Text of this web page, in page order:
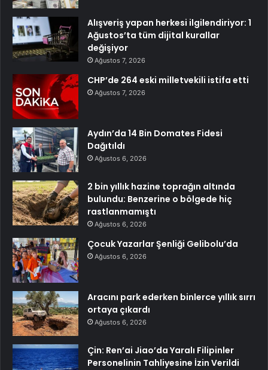
Alışveriş yapan herkesi ilgilendiriyor: 1
Ağustos’ta tüm dijital kurallar
değişiyor
Ağustos 7, 2026
CHP’de 264 eski milletvekili istifa etti
Ağustos 7, 2026
Aydın’da 14 Bin Domates Fidesi
Dağıtıldı
Ağustos 6, 2026
2 bin yıllık hazine toprağın altında
bulundu: Benzerine o bölgede hiç
rastlanmamıştı
Ağustos 6, 2026
Çocuk Yazarlar Şenliği Gelibolu’da
Ağustos 6, 2026
Aracını park ederken binlerce yıllık sırrı
ortaya çıkardı
Ağustos 6, 2026
Çin: Ren’ai Jiao’da Yaralı Filipinler
Personelinin Tahliyesine İzin Verildi